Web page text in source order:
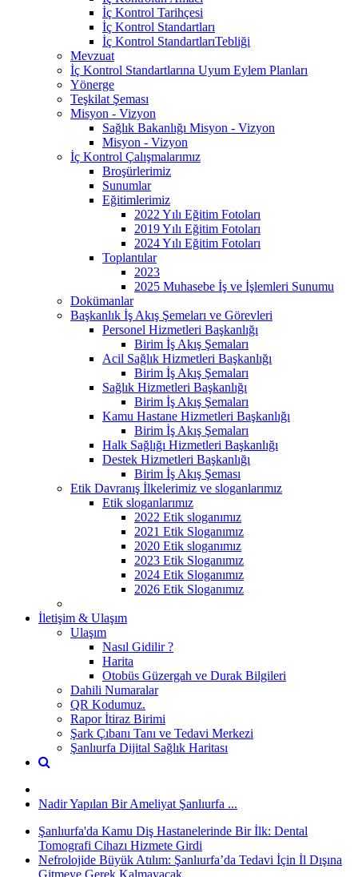
İç Kontrol Tarihçesi
İç Kontrol Standartları
İç Kontrol StandartlarıTebliği
Mevzuat
İç Kontrol Standartlarına Uyum Eylem Planları
Yönerge
Teşkilat Şeması
Misyon - Vizyon
Sağlık Bakanlığı Misyon - Vizyon
Misyon - Vizyon
İç Kontrol Çalışmalarımız
Broşürlerimiz
Sunumlar
Eğitimlerimiz
2022 Yılı Eğitim Fotoları
2019 Yılı Eğitim Fotoları
2024 Yılı Eğitim Fotoları
Toplantılar
2023
2025 Muhasebe İş ve İşlemleri Sunumu
Dokümanlar
Başkanlık İş Akış Şemeları ve Görevleri
Personel Hizmetleri Başkanlığı
Birim İş Akış Şemaları
Acil Sağlık Hizmetleri Başkanlığı
Birim İş Akış Şemaları
Sağlık Hizmetleri Başkanlığı
Birim İş Akış Şemaları
Kamu Hastane Hizmetleri Başkanlığı
Birim İş Akış Şemaları
Halk Sağlığı Hizmetleri Başkanlığı
Destek Hizmetleri Başkanlığı
Birim İş Akış Şeması
Etik Davranış İlkelerimiz ve sloganlarımız
Etik sloganlarımız
2022 Etik sloganımız
2021 Etik Sloganımız
2020 Etik sloganımız
2023 Etik Sloganımız
2024 Etik Sloganımız
2026 Etik Sloganımız
İletişim & Ulaşım
Ulaşım
Nasıl Gidilir ?
Harita
Otobüs Güzergah ve Durak Bilgileri
Dahili Numaralar
QR Kodumuz.
Rapor İtiraz Birimi
Şark Çıbanı Tanı ve Tedavi Merkezi
Şanlıurfa Dijital Sağlık Haritası
Nadir Yapılan Bir Ameliyat Şanlıurfa ...
Şanlıurfa'da Kamu Diş Hastanelerinde Bir İlk: Dental
Tomografi Cihazı Hizmete Girdi
Nefrolojide Büyük Atılım: Şanlıurfa’da Tedavi İçin İl Dışına
Gitmeye Gerek Kalmayacak